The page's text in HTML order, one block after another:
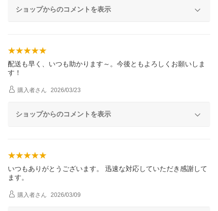
ショップからのコメントを表示
配送も早く、いつも助かります～。今後ともよろしくお願いしま
す！
購入者さん 2026/03/23
ショップからのコメントを表示
いつもありがとうございます。 迅速な対応していただき感謝して
ます。
購入者さん 2026/03/09